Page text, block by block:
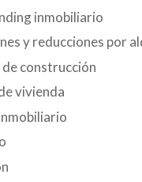
inmobiliario
y reducciones por
construcción
vivienda